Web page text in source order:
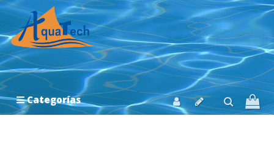
Categorías